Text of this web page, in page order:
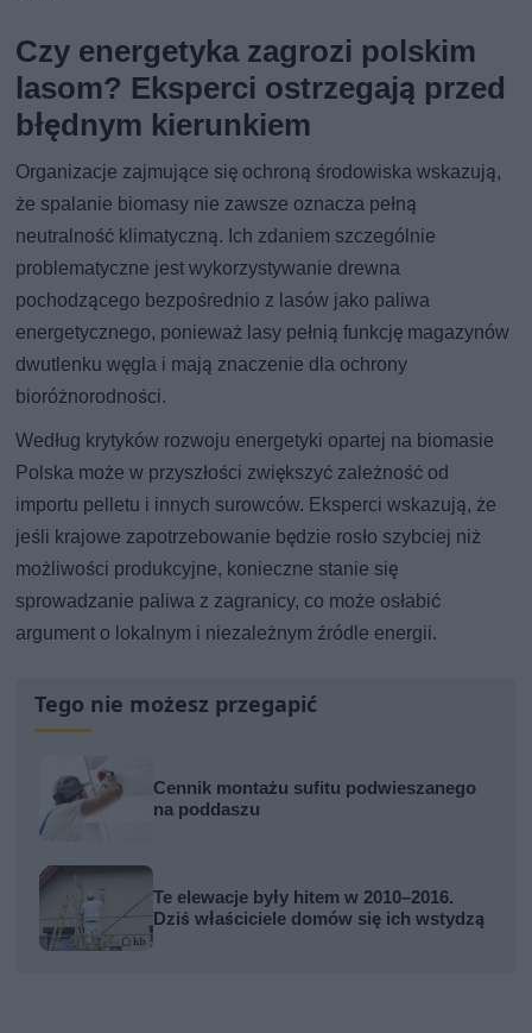
Czy energetyka zagrozi polskim
lasom? Eksperci ostrzegają przed
błędnym kierunkiem
Organizacje zajmujące się ochroną środowiska wskazują,
że spalanie biomasy nie zawsze oznacza pełną
neutralność klimatyczną. Ich zdaniem szczególnie
problematyczne jest wykorzystywanie drewna
pochodzącego bezpośrednio z lasów jako paliwa
energetycznego, ponieważ lasy pełnią funkcję magazynów
dwutlenku węgla i mają znaczenie dla ochrony
bioróżnorodności.
Według krytyków rozwoju energetyki opartej na biomasie
Polska może w przyszłości zwiększyć zależność od
importu pelletu i innych surowców. Eksperci wskazują, że
jeśli krajowe zapotrzebowanie będzie rosło szybciej niż
możliwości produkcyjne, konieczne stanie się
sprowadzanie paliwa z zagranicy, co może osłabić
argument o lokalnym i niezależnym źródle energii.
Tego nie możesz przegapić
Cennik montażu sufitu podwieszanego
na poddaszu
Te elewacje były hitem w 2010–2016.
Dziś właściciele domów się ich wstydzą